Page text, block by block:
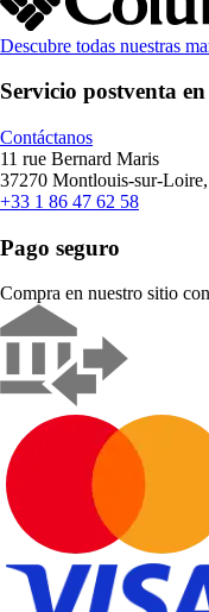
Descubre todas nuestras
Servicio postventa
Contáctanos
11 rue Bernard Maris
37270 Montlouis-sur-
+33 1 86 47 62 58
Pago seguro
Compra en nuestro sitio